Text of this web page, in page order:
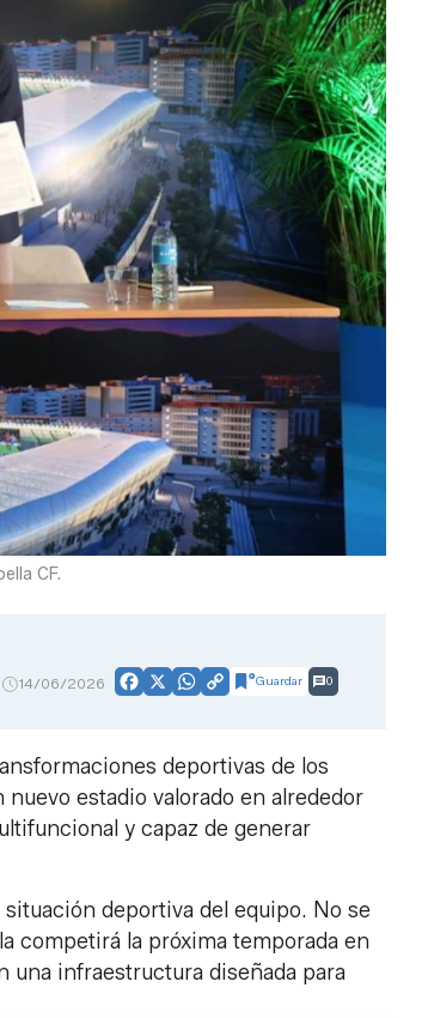
CF.
14/06/2026 Facebook
X WhatsApp
CopyGuardar 0
deportivas de los
estadio valorado en alrededor
y capaz de generar
deportiva del equipo. No se
competirá la próxima temporada en
una infraestructura diseñada para